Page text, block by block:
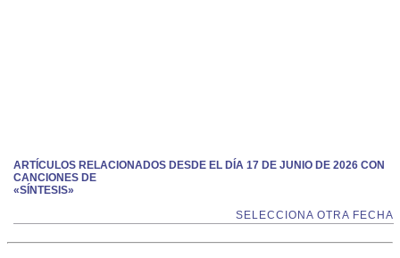
ARTÍCULOS RELACIONADOS DESDE EL DÍA 17 DE JUNIO DE 2026 CON
CANCIONES DE
«SÍNTESIS»
SELECCIONA OTRA FECHA